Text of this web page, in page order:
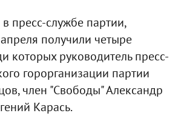
пресс-службе партии,
получили четыре
которых руководитель пресс-
горорганизации партии
член "Свободы" Александр
Карась.